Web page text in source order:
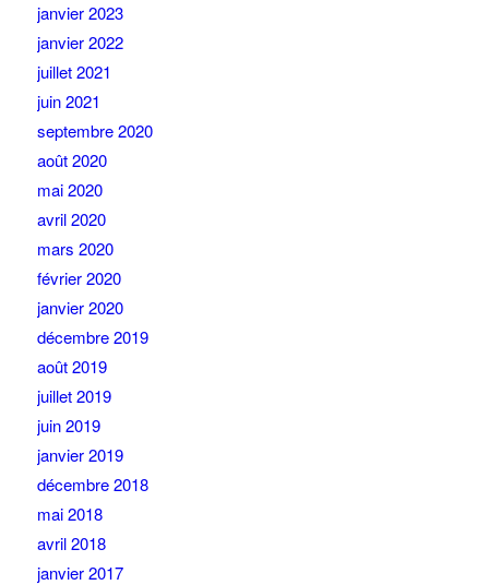
janvier 2023
janvier 2022
juillet 2021
juin 2021
septembre 2020
août 2020
mai 2020
avril 2020
mars 2020
février 2020
janvier 2020
décembre 2019
août 2019
juillet 2019
juin 2019
janvier 2019
décembre 2018
mai 2018
avril 2018
janvier 2017